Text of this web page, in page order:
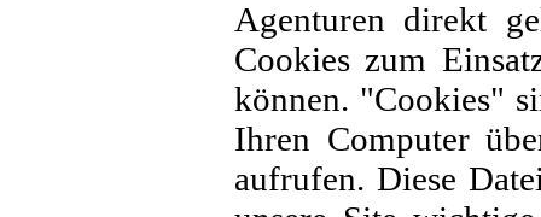
Agenturen direkt
Cookies zum
können. "Cookies"
Ihren Computer
aufrufen. Diese